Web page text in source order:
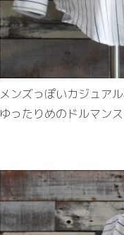
メンズっぽいカジュア
ゆったりめのドルマン